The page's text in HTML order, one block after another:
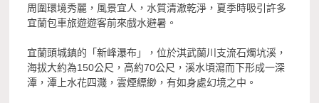
周圍環境秀麗，風景宜人，水質清澈乾淨，夏季時吸引許多
宜蘭包車旅遊遊客前來戲水避暑。
宜蘭頭城鎮的「新峰瀑布」，位於淇武蘭川支流石燭坑溪，
海拔大約為150公尺，高約70公尺，溪水頃瀉而下形成一深
潭，潭上水花四濺，雲煙縹緲，有如身處幻境之中。